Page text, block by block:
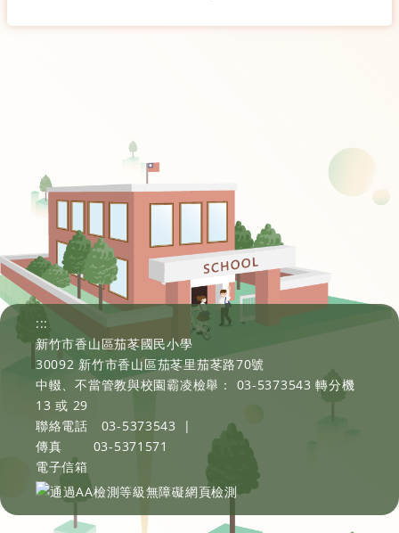
:::
新竹市香山區茄苳國民小學
30092 新竹市香山區茄苳里茄苳路70號
中輟、不當管教與校園霸凌檢舉： 03-5373543 轉分機
13 或 29
聯絡電話
03-5373543
|
傳真
03-5371571
電子信箱